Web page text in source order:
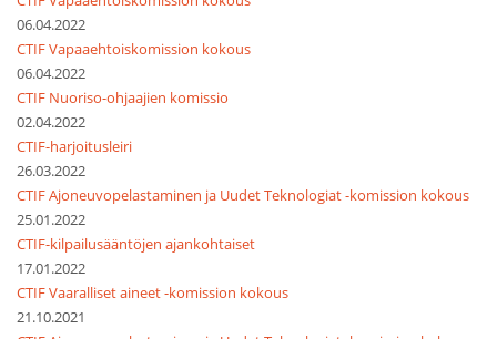
06.04.2022
CTIF Vapaaehtoiskomission kokous
06.04.2022
CTIF Nuoriso-ohjaajien komissio
02.04.2022
CTIF-harjoitusleiri
26.03.2022
CTIF Ajoneuvopelastaminen ja Uudet Teknologiat -komission kokous
25.01.2022
CTIF-kilpailusääntöjen ajankohtaiset
17.01.2022
CTIF Vaaralliset aineet -komission kokous
21.10.2021